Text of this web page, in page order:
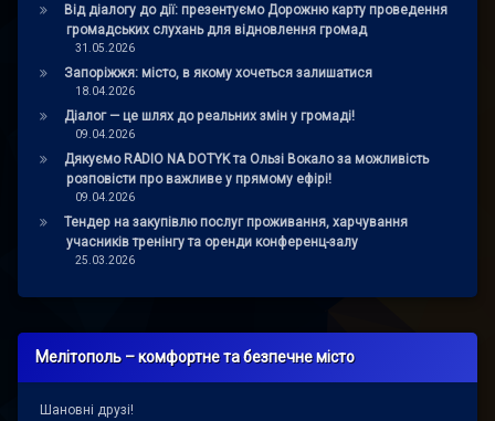
Від діалогу до дії: презентуємо Дорожню карту проведення
громадських слухань для відновлення громад
31.05.2026
Запоріжжя: місто, в якому хочеться залишатися
18.04.2026
Діалог — це шлях до реальних змін у громаді!
09.04.2026
Дякуємо RADIO NA DOTYK та Ользі Вокало за можливість
розповісти про важливе у прямому ефірі!
09.04.2026
Тендер на закупівлю послуг проживання, харчування
учасників тренінгу та оренди конференц-залу
25.03.2026
Мелітополь – комфортне та безпечне місто
Шановні друзі!